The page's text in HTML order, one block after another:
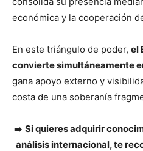
económica y la cooperación
En este triángulo de poder, el
convierte simultáneamente
gana apoyo externo y
costa de una soberanía
➡️ Si quieres adquirir
análisis internacional, te